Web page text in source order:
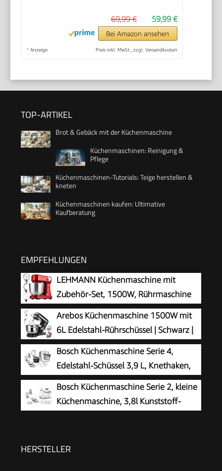
59,99 €
69,99 €
Bei Amazon ansehen
* Anzeige Preis inkl. MwSt., zzgl. Versandkosten
TOP-ARTIKEL
Brot & Gebäck mit der Küchenmaschine
Küchenmaschinen: Reinigung &
Pflege
Küchenmaschinen-Tutorials: Teige herstellen &
kneten
Küchenmaschinen kaufen: Ultimative
Kaufberatung
EMPFEHLUNGEN
LEHMANN Küchenmaschine mit
Zubehör-Set, 1500W, Rührmaschine
mit 12 Geschwindigkeiten, 5L
Rührschüssel, Überhitzungsschutz, Rutschfest,
Knetmaschine mit 3 Rühreinsätze und
Spritzschutz, Rot
Arebos Küchenmaschine 1500W mit
6L Edelstahl-Rührschüssel | Schwarz |
inkl. Rührhaken, Knethaken,
Schneebesen | Spritzschutz | 6
Geschwindigkeiten | Knetmaschine |
Teigmaschine
Bosch Küchenmaschine Serie 4,
Edelstahl-Schüssel 3,9 L, Knethaken,
Schlag- und Rührbesen Edelstahl
spülmaschinenfest, Mixer 1,25 L,
Durchlaufschnitzler, 3 Scheiben, 1000 W, Weiß,
Bosch Küchenmaschine Serie 2, kleine
Küchenmaschine, 3,8l Kunststoff-
Knethaken/Rührbesen/Schlagbesen,
HERSTELLER